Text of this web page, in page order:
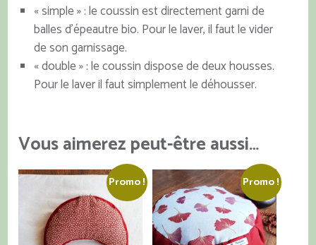
« simple » : le coussin est directement garni de
balles d’épeautre bio. Pour le laver, il faut le vider
de son garnissage.
« double » : le coussin dispose de deux housses.
Pour le laver il faut simplement le déhousser.
Vous aimerez peut-être aussi…
Promo ! Promo !